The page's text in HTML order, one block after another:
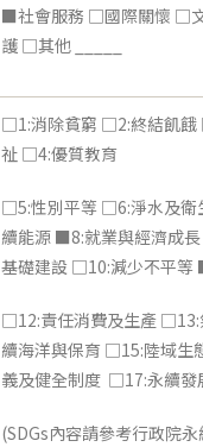
■社會服務 □國際關懷 □
護 □其他 _____
□1:消除貧窮 □2:終結飢餓
祉 □4:優質教育
□5:性別平等 □6:淨水及衛
續能源 ■8:就業與經濟成
基礎建設 □10:減少不平等
□12:責任消費及生產
續海洋與保育 □15:陸域
義及健全制度 □17:永續發
(SDGs內容請參考行政院